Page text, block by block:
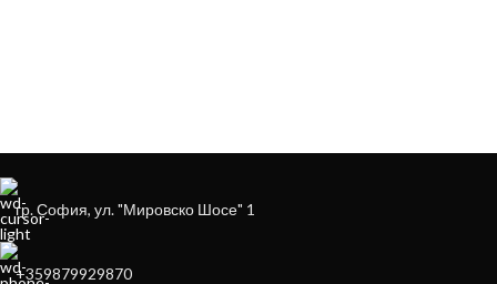
гр. София, ул. "Мировско Шосе" 1
+359879929870